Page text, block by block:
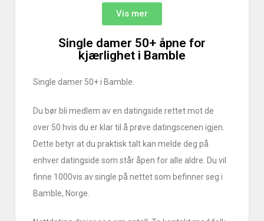
Vis mer
Single damer 50+ åpne for
kjærlighet i Bamble
Single damer 50+ i Bamble.
Du bør bli medlem av en datingside rettet mot de
over 50 hvis du er klar til å prøve datingscenen igjen.
Dette betyr at du praktisk talt kan melde deg på
enhver datingside som står åpen for alle aldre. Du vil
finne 1000vis av single på nettet som befinner seg i
Bamble, Norge.